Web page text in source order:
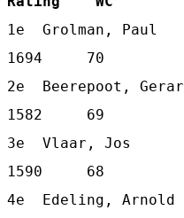
1e  Grolman, Paul
1694     70
2e  Beerepoot,
1582     69
3e  Vlaar, Jos
1590     68
4e  Edeling,